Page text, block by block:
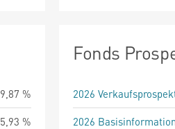
9,87 %
5,93 %
Fonds
2026
2026